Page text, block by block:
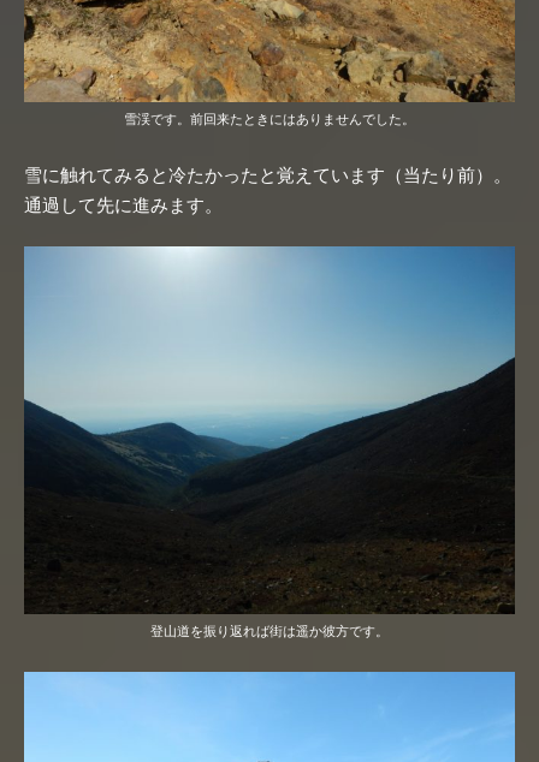
雪渓です。前回来たときにはありませんでした。
雪に触れてみると冷たかったと覚えています（当たり前）。
通過して先に進みます。
登山道を振り返れば街は遥か彼方です。